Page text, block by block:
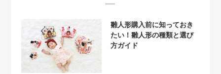
雛人形購入前に知っておき
たい！雛人形の種類と選び
方ガイド